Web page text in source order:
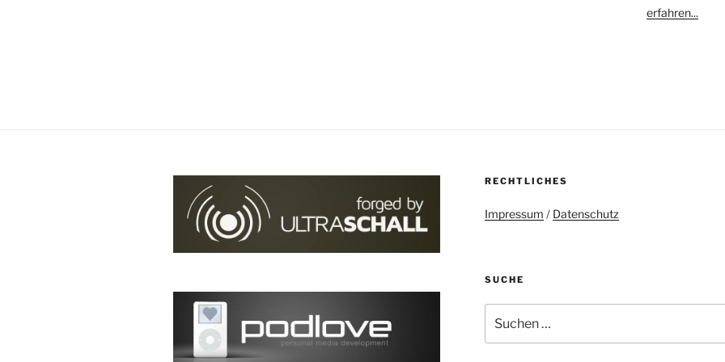
erfahren...
RECHTLICHES
Impressum / Datenschutz
SUCHE
nach: